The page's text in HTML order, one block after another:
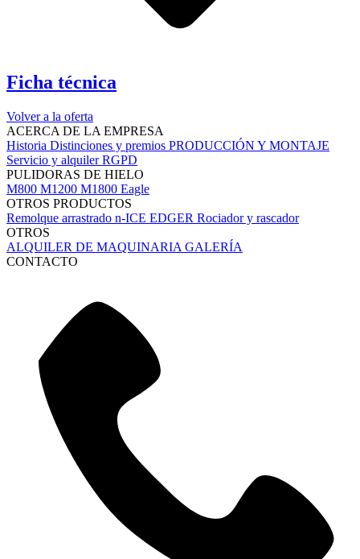
Ficha técnica
Volver a la oferta
ACERCA DE LA EMPRESA
Historia Distinciones y premios PRODUCCIÓN Y MONTAJE
Servicio y alquilerRGPD
PULIDORAS DE HIELO
M800 M1200 M1800 Eagle
OTROS PRODUCTOS
Remolque arrastrado n-ICE EDGER Rociador y rascador
OTROS
ALQUILER DE MAQUINARIA GALERÍA
CONTACTO